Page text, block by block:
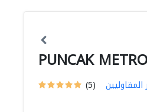
PUNCAK
(5) المقاوليين